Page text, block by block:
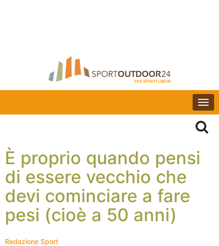
È proprio quando pensi
di essere vecchio che
devi cominciare a fare
pesi (cioè a 50 anni)
Redazione Sport